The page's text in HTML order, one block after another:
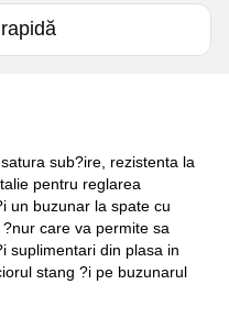
sub?ire, rezistenta la
pentru reglarea
un buzunar la spate cu
care va permite sa
suplimentari din plasa in
stang ?i pe buzunarul